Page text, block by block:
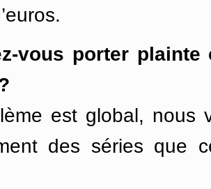
vous porter
est global, nous
des séries que